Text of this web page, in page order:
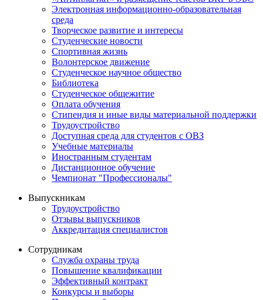
Электронная информационно-образовательная
среда
Творческое развитие и интересы
Студенческие новости
Спортивная жизнь
Волонтерское движение
Студенческое научное общество
Библиотека
Студенческое общежитие
Оплата обучения
Стипендия и иные виды материальной поддержки
Трудоустройство
Доступная среда для студентов с ОВЗ
Учебные материалы
Иностранным студентам
Дистанционное обучение
Чемпионат "Профессионалы"
Выпускникам
Трудоустройство
Отзывы выпускников
Аккредитация специалистов
Сотрудникам
Служба охраны труда
Повышение квалификации
Эффективный контракт
Конкурсы и выборы